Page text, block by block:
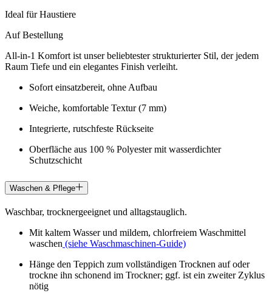
Ideal für Haustiere
Auf Bestellung
All-in-1 Komfort ist unser beliebtester strukturierter Stil, der jedem
Raum Tiefe und ein elegantes Finish verleiht.
Sofort einsatzbereit, ohne Aufbau
Weiche, komfortable Textur (7 mm)
Integrierte, rutschfeste Rückseite
Oberfläche aus 100 % Polyester mit wasserdichter
Schutzschicht
Waschen & Pflege
Waschbar, trocknergeeignet und alltagstauglich.
Mit kaltem Wasser und mildem, chlorfreiem Waschmittel
waschen (siehe Waschmaschinen-Guide)
Hänge den Teppich zum vollständigen Trocknen auf oder
trockne ihn schonend im Trockner; ggf. ist ein zweiter Zyklus
nötig